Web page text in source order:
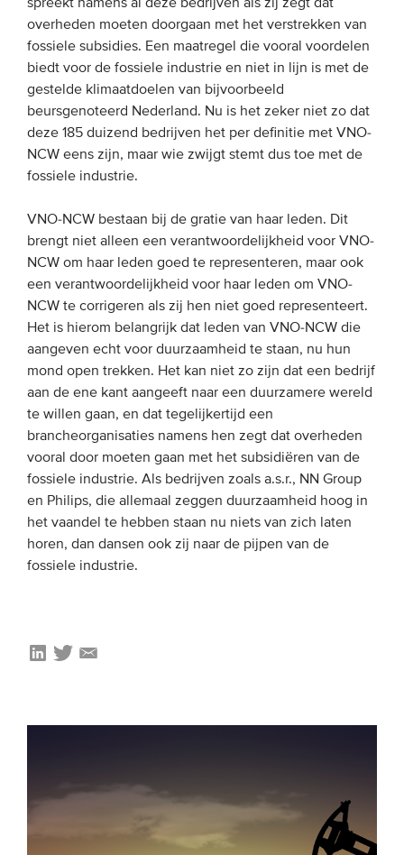
Team
Partners & netwerken
WAT WE DOEN
Benchmarking
Kennisdeling
CONTACT
UITGEBREID ZOEKEN
spreekt namens al deze bedrijven als zij zegt dat
overheden moeten doorgaan met het verstrekken van
fossiele subsidies. Een maatregel die vooral voordelen
biedt voor de fossiele industrie en niet in lijn is met de
gestelde klimaatdoelen van bijvoorbeeld
beursgenoteerd Nederland. Nu is het zeker niet zo dat
deze 185 duizend bedrijven het per definitie met VNO-
NCW eens zijn, maar wie zwijgt stemt dus toe met de
fossiele industrie.
VNO-NCW bestaan bij de gratie van haar leden. Dit
brengt niet alleen een verantwoordelijkheid voor VNO-
NCW om haar leden goed te representeren, maar ook
een verantwoordelijkheid voor haar leden om VNO-
NCW te corrigeren als zij hen niet goed representeert.
Het is hierom belangrijk dat leden van VNO-NCW die
aangeven echt voor duurzaamheid te staan, nu hun
mond open trekken. Het kan niet zo zijn dat een bedrijf
aan de ene kant aangeeft naar een duurzamere wereld
te willen gaan, en dat tegelijkertijd een
brancheorganisaties namens hen zegt dat overheden
vooral door moeten gaan met het subsidiëren van de
fossiele industrie. Als bedrijven zoals a.s.r., NN Group
en Philips, die allemaal zeggen duurzaamheid hoog in
het vaandel te hebben staan nu niets van zich laten
horen, dan dansen ook zij naar de pijpen van de
fossiele industrie.